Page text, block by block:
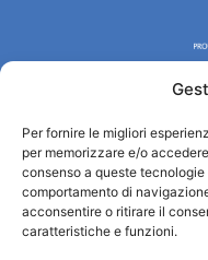
Per fornire le migliori
per memorizzare e/o
consenso a queste
comportamento di
acconsentire o ritirare il
caratteristiche e funzioni.
Turismo Padova
Chi siamo
Informazioni e Accoglienza